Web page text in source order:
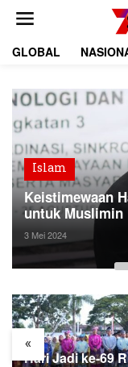
GLOBAL
Islam
Keistimewaan
untuk Muslimin
3 Mei 2024
«
Hari Jadi ke-69